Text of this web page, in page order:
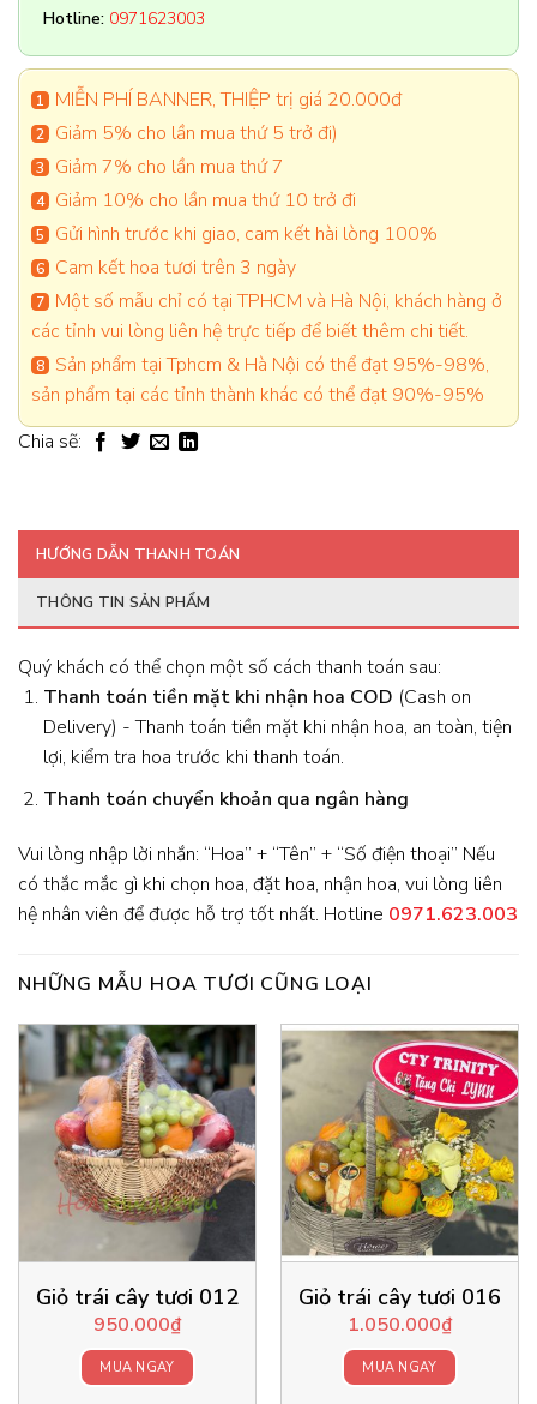
Hotline: 0971623003
MIỄN PHÍ BANNER, THIỆP trị giá 20.000đ
Giảm 5% cho lần mua thứ 5 trở đi)
Giảm 7% cho lần mua thứ 7
Giảm 10% cho lần mua thứ 10 trở đi
Gửi hình trước khi giao, cam kết hài lòng 100%
Cam kết hoa tươi trên 3 ngày
Một số mẫu chỉ có tại TPHCM và Hà Nội, khách hàng ở
các tỉnh vui lòng liên hệ trực tiếp để biết thêm chi tiết.
Sản phẩm tại Tphcm & Hà Nội có thể đạt 95%-98%,
sản phẩm tại các tỉnh thành khác có thể đạt 90%-95%
Chia sẽ:
HƯỚNG DẪN THANH TOÁN
THÔNG TIN SẢN PHẨM
Quý khách có thể chọn một số cách thanh toán sau:
Thanh toán tiền mặt khi nhận hoa COD (Cash on
Delivery) - Thanh toán tiền mặt khi nhận hoa, an toàn, tiện
lợi, kiểm tra hoa trước khi thanh toán.
Thanh toán chuyển khoản qua ngân hàng
Vui lòng nhập lời nhắn: “Hoa” + “Tên” + “Số điện thoại” Nếu
có thắc mắc gì khi chọn hoa, đặt hoa, nhận hoa, vui lòng liên
hệ nhân viên để được hỗ trợ tốt nhất. Hotline 0971.623.003
NHỮNG MẪU HOA TƯƠI CŨNG LOẠI
Giỏ trái cây tươi 012
950.000₫
MUA NGAY
Giỏ trái cây tươi 016
1.050.000₫
MUA NGAY